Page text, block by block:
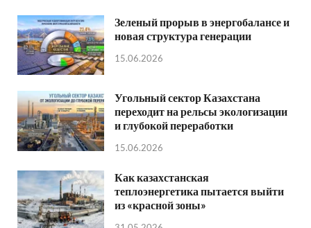
Зеленый прорыв в энергобалансе и
новая структура генерации
15.06.2026
Угольный сектор Казахстана
переходит на рельсы экологизации
и глубокой переработки
15.06.2026
Как казахстанская
теплоэнергетика пытается выйти
из «красной зоны»